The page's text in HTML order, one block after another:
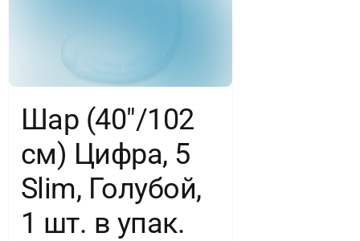
Шар (40″/102
см) Цифра, 5
Slim, Голубой,
1 шт. в упак.